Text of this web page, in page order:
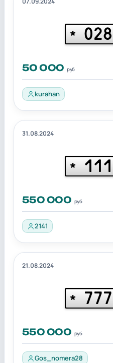
* 028
50 000 руб
kurahan
31.08.2024
* 111
550 000 руб
2141
21.08.2024
* 777
550 000 руб
Gos_nomera28